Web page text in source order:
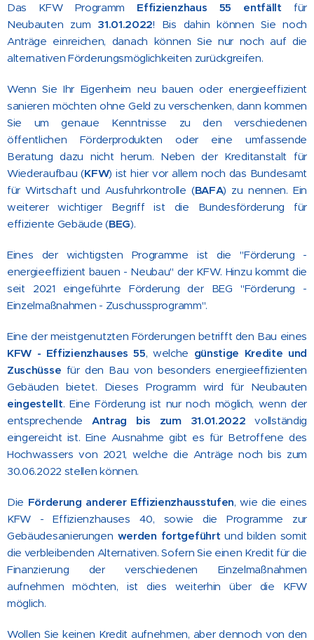
Das KFW Programm Effizienzhaus 55 entfälltfür
Neubauten zum 31.01.2022! Bis dahin können Sie noch
Anträge einreichen, danach können Sie nur noch auf die
alternativen Förderungsmöglichkeiten zurückgreifen.
Wenn Sie Ihr Eigenheim neu bauen oder energieeffizient
sanieren möchten ohne Geld zu verschenken, dann kommen
Sie um genaue Kenntnisse zu den verschiedenen
öffentlichen Förderprodukten oder eine umfassende
Beratung dazu nicht herum. Neben der Kreditanstalt für
Wiederaufbau (KFW) ist hier vor allem noch das Bundesamt
für Wirtschaft und Ausfuhrkontrolle (BAFA) zu nennen. Ein
weiterer wichtiger Begriff ist die Bundesförderung für
effiziente Gebäude (BEG).
Eines der wichtigsten Programme ist die "Förderung -
energieeffizient bauen - Neubau" der KFW. Hinzu kommt die
seit 2021 eingeführte Förderung der BEG "Förderung -
Einzelmaßnahmen - Zuschussprogramm".
Eine der meistgenutzten Förderungen betrifft den Bau eines
KFW - Effizienzhauses 55, welche günstige Kredite und
Zuschüsse für den Bau von besonders energieeffizienten
Gebäuden bietet. Dieses Programm wird für Neubauten
eingestellt. Eine Förderung ist nur noch möglich, wenn der
entsprechende Antrag bis zum 31.01.2022 vollständig
eingereicht ist. Eine Ausnahme gibt es für Betroffene des
Hochwassers von 2021, welche die Anträge noch bis zum
30.06.2022 stellen können.
Die Förderung anderer Effizienzhausstufen, wie die eines
KFW - Effizienzhauses 40, sowie die Programme zur
Gebäudesanierungen werden fortgeführtund bilden somit
die verbleibenden Alternativen. Sofern Sie einen Kredit für die
Finanzierung der verschiedenen Einzelmaßnahmen
aufnehmen möchten, ist dies weiterhin über die KFW
möglich.
Wollen Sie keinen Kredit aufnehmen, aber dennoch von den